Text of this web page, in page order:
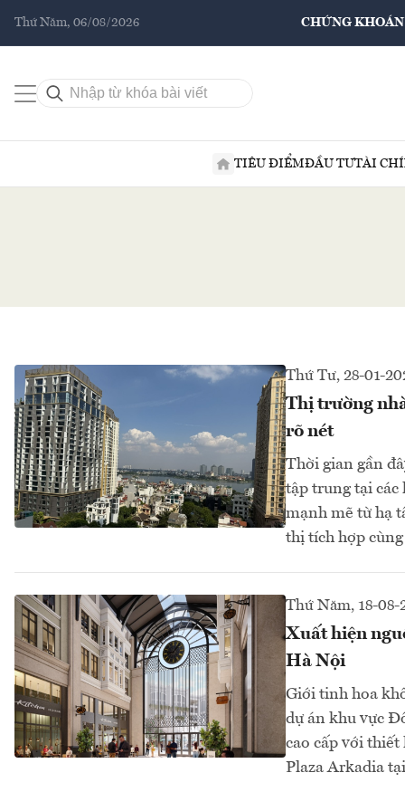
Thứ Năm, 06/08/2026 CHỨNG KHOÁN
TIÊU ĐIỂMĐẦU TƯTÀI
Thứ Tư, 28-01-
Thị trường
rõ nét
Thời gian gần
tập trung tại các
mạnh mẽ từ hạ
thị tích hợp
Thứ Năm, 18-08-
Xuất hiện
Hà Nội
Giới tinh hoa
dự án khu vực
cao cấp với thiết
Plaza Arkadia